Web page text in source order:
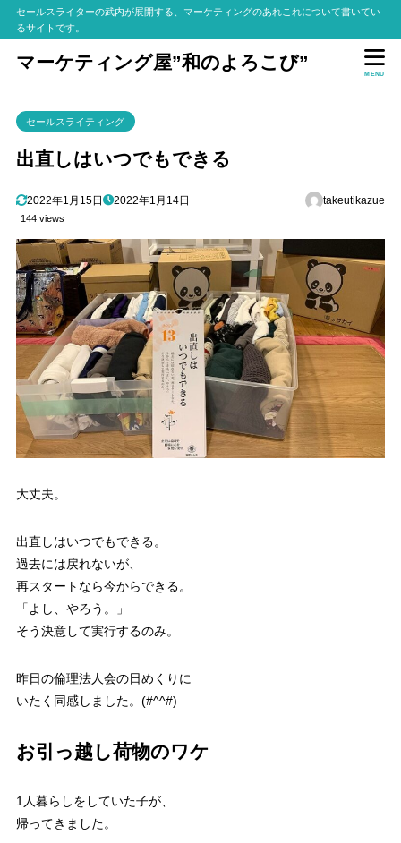
セールスライターの武内が展開する、マーケティングのあれこれについて書いてい
るサイトです。
マーケティング屋”和のよろこび”
MENU
セールスライティング
出直しはいつでもできる
2022年1月15日 2022年1月14日 takeutikazue
144 views
大丈夫。
出直しはいつでもできる。
過去には戻れないが、
再スタートなら今からできる。
「よし、やろう。」
そう決意して実行するのみ。
昨日の倫理法人会の日めくりに
いたく同感しました。(#^^#)
お引っ越し荷物のワケ
1人暮らしをしていた子が、
帰ってきました。